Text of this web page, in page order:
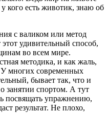
кого есть животик, знаю об
с валиком или метод
удивительный способ,
во всем мире.
методика, и как жаль,
У многих современных
бывает так, что и
занятии спортом. А тут
посвящать упражнению,
результат. Не плохо,